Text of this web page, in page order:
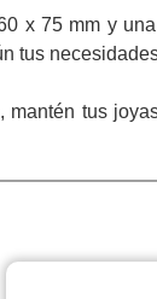
x 75 mm y
tus
mantén tus